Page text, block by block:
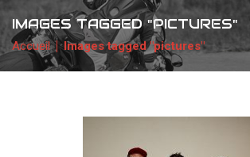
PHOTOS / WEB TV
PARTENAIRES
IMAGES TAGGED "PICTURES"
Accueil Images tagged "pictures"